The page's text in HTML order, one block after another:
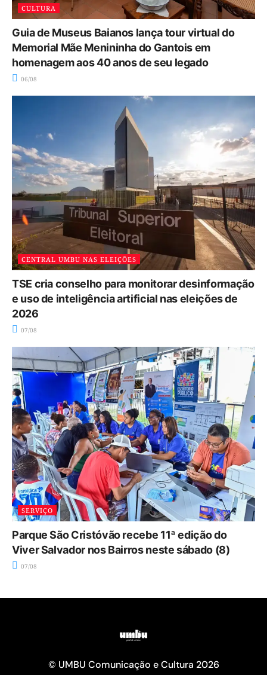
CULTURA
Guia de Museus Baianos lança tour virtual do
Memorial Mãe Menininha do Gantois em
homenagem aos 40 anos de seu legado
06/08
CENTRAL UMBU NAS ELEIÇÕES
TSE cria conselho para monitorar desinformação
e uso de inteligência artificial nas eleições de
2026
07/08
SERVIÇO
Parque São Cristóvão recebe 11ª edição do
Viver Salvador nos Bairros neste sábado (8)
07/08
© UMBU Comunicação e Cultura 2026